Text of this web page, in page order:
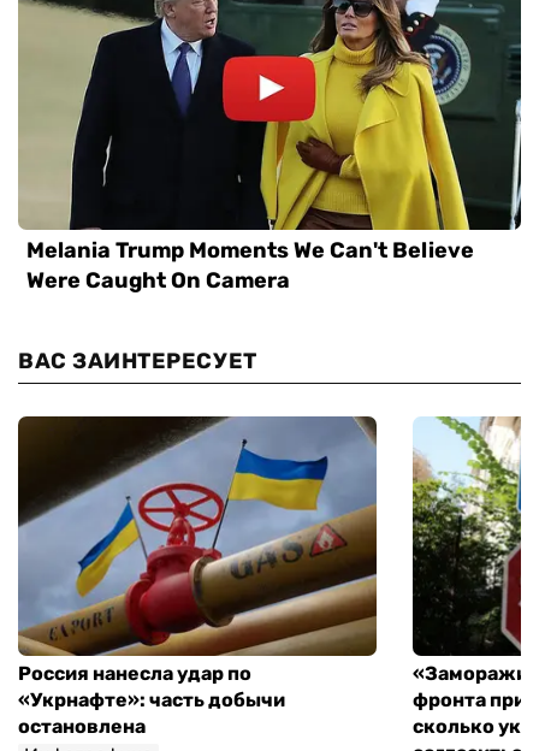
ВАС ЗАИНТЕРЕСУЕТ
Россия нанесла удар по
«Укрнафте»: часть добычи
остановлена
фронта при
сколько